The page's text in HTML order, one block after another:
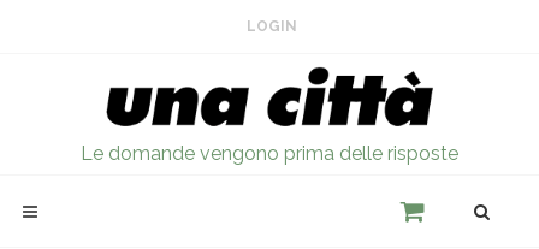
LOGIN
Le domande vengono prima delle risposte